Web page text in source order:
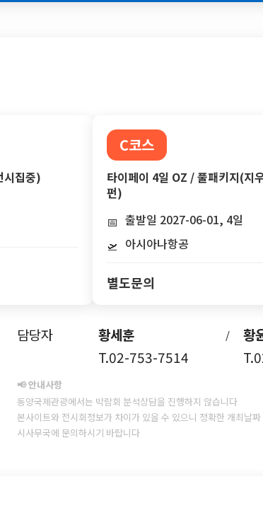
시집중)
C코스
타이페이 4일 OZ / 풀패키지(지
펀)
📅 출발일 2027-06-01, 4일
🛫 아시아나항공
별도문의
담당자 황세훈 /
황
T.02-753-7514
📢 안내사항
동양국제관광에서는 박람회 분석상담을 진행하지 않습니다
본사이트와 전시회정보가 차이가 있을 수 있으니 정확한 개최날
시사무국에 문의하시기 바랍니다